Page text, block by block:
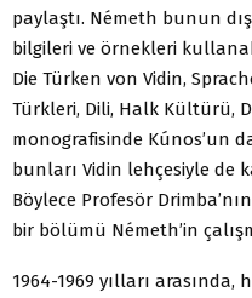
paylaştı. Németh bunun
bilgileri ve örnekleri
Die Türken von Vidin,
Türkleri, Dili, Halk Kültürü,
monografisinde Kúnos’un
bunları Vidin lehçesiyle de
Böylece Profesör
bir bölümü Németh’in
1964-1969 yılları